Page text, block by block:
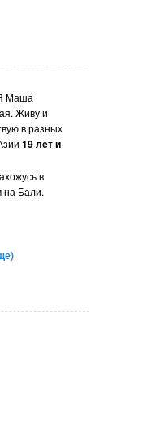
Маша
Живу и
в разных
19 лет и
в
на Бали.